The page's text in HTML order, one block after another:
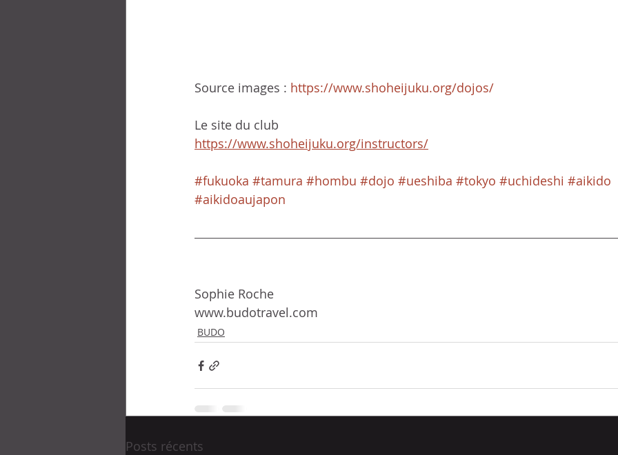
Source images : https://www.shoheijuku.org/dojos/
Le site du club
https://www.shoheijuku.org/instructors/
#fukuoka #tamura #hombu #dojo #ueshiba #tokyo #uchideshi #aikido
#aikidoaujapon
Sophie Roche
www.budotravel.com
BUDO
Posts récents